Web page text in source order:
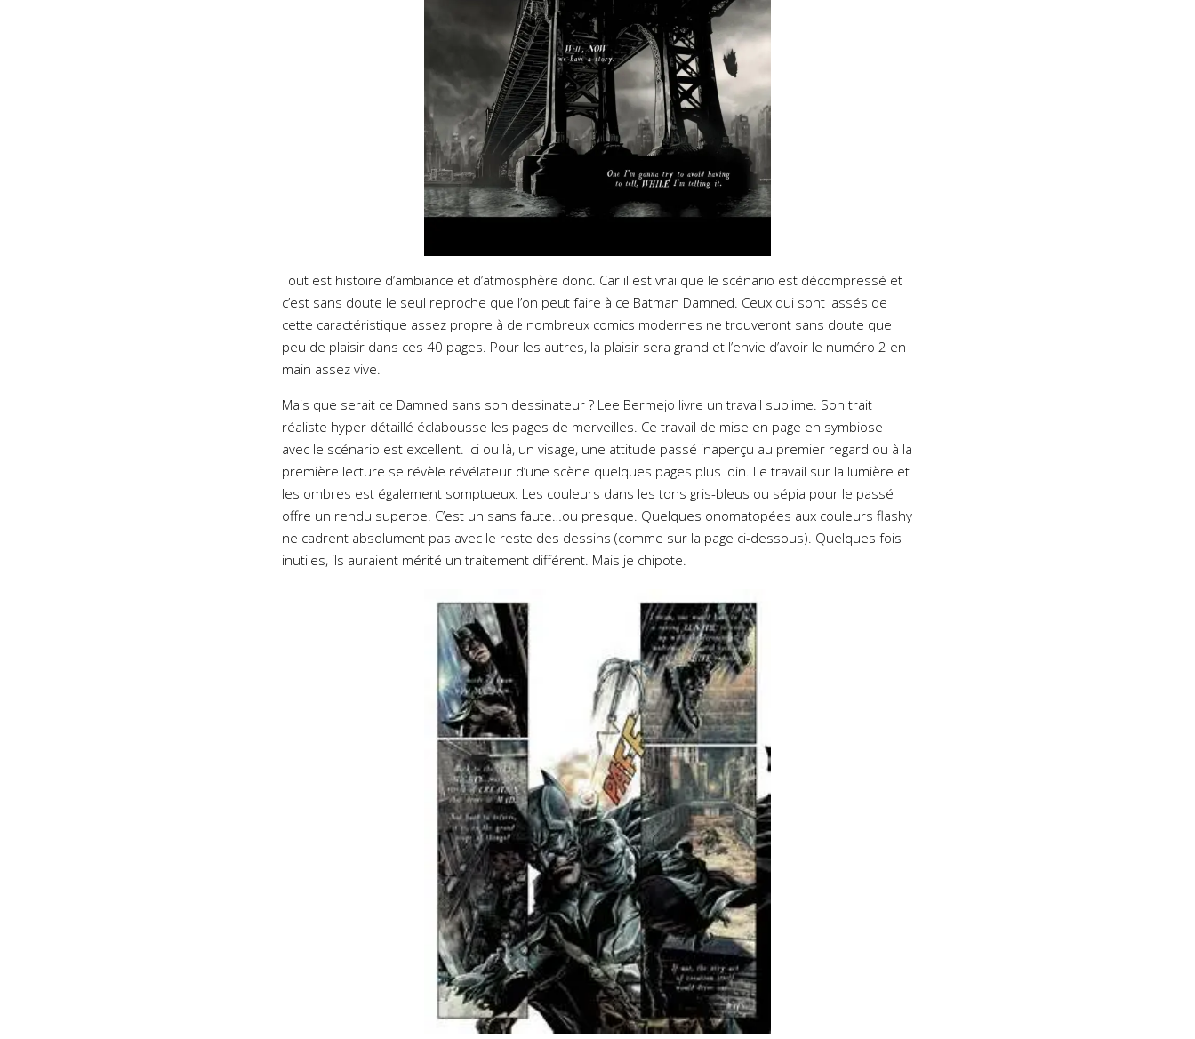
Tout est histoire d’ambiance et d’atmosphère donc. Car il est vrai que le scénario est décompressé et
c’est sans doute le seul reproche que l’on peut faire à ce Batman Damned. Ceux qui sont lassés de
cette caractéristique assez propre à de nombreux comics modernes ne trouveront sans doute que
peu de plaisir dans ces 40 pages. Pour les autres, la plaisir sera grand et l’envie d’avoir le numéro 2 en
main assez vive.
Mais que serait ce Damned sans son dessinateur ? Lee Bermejo livre un travail sublime. Son trait
réaliste hyper détaillé éclabousse les pages de merveilles. Ce travail de mise en page en symbiose
avec le scénario est excellent. Ici ou là, un visage, une attitude passé inaperçu au premier regard ou à la
première lecture se révèle révélateur d’une scène quelques pages plus loin. Le travail sur la lumière et
les ombres est également somptueux. Les couleurs dans les tons gris-bleus ou sépia pour le passé
offre un rendu superbe. C’est un sans faute…ou presque. Quelques onomatopées aux couleurs flashy
ne cadrent absolument pas avec le reste des dessins (comme sur la page ci-dessous). Quelques fois
inutiles, ils auraient mérité un traitement différent. Mais je chipote.